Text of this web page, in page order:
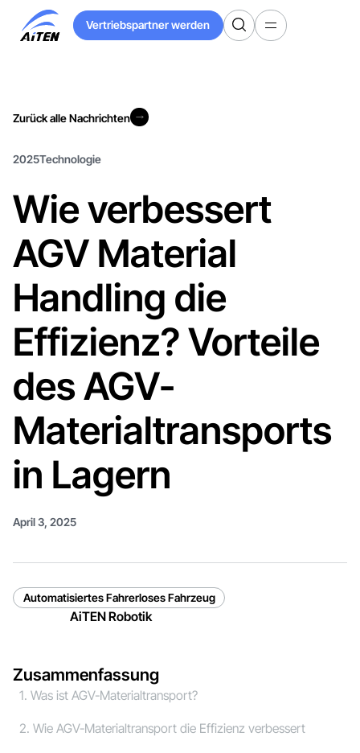
Hauptinhalt
springen
Vertriebspartner werden
Vertriebspartner werden
Zurück alle Nachrichten
2025Technologie
Wie verbessert
AGV Material
Handling die
Effizienz? Vorteile
des AGV-
Materialtransports
in Lagern
April 3, 2025
Automatisiertes Fahrerloses Fahrzeug
AiTEN Robotik
Zusammenfassung
1. Was ist AGV-Materialtransport?
2. Wie AGV-Materialtransport die Effizienz verbessert